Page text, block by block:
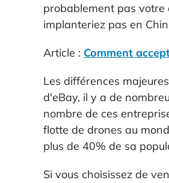
probablement pas votre
implanteriez pas en
Article : Comment
Les différences
d'eBay, il y a de
nombre de ces
flotte de drones au
plus de 40% de sa
Si vous choisissez de